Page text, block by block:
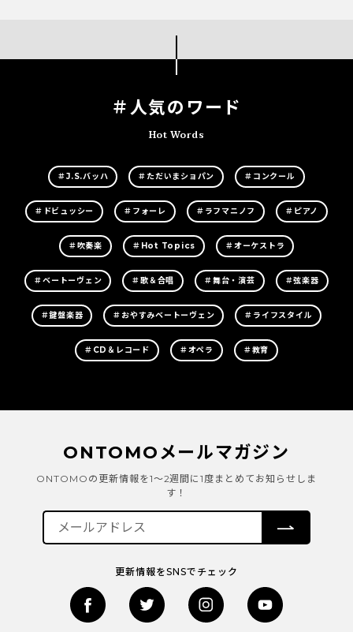
＃人気のワード
Hot Words
＃J.S.バッハ ＃ただいまショパン ＃コンクール
＃ドビュッシー ＃フォーレ ＃ラフマニノフ ＃ピアノ
＃吹奏楽 ＃Hot Topics ＃オーケストラ
＃ベートーヴェン ＃歌＆合唱 ＃舞台・演芸 ＃弦楽器
＃鍵盤楽器 ＃おやすみベートーヴェン ＃ライフスタイル
＃CD＆レコード ＃オペラ ＃教育
ONTOMOメールマガジン
ONTOMOの更新情報を1～2週間に1度まとめてお知らせしま
す！
更新情報をSNSでチェック